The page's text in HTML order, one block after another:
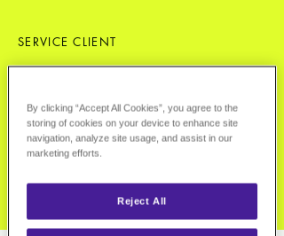
SERVICE CLIENT
UNEQUESTION?
un produit, rentrez en contact
By clicking “Accept All Cookies”, you agree to the
storing of cookies on your device to enhance site
navigation, analyze site usage, and assist in our
marketing efforts.
Reject All